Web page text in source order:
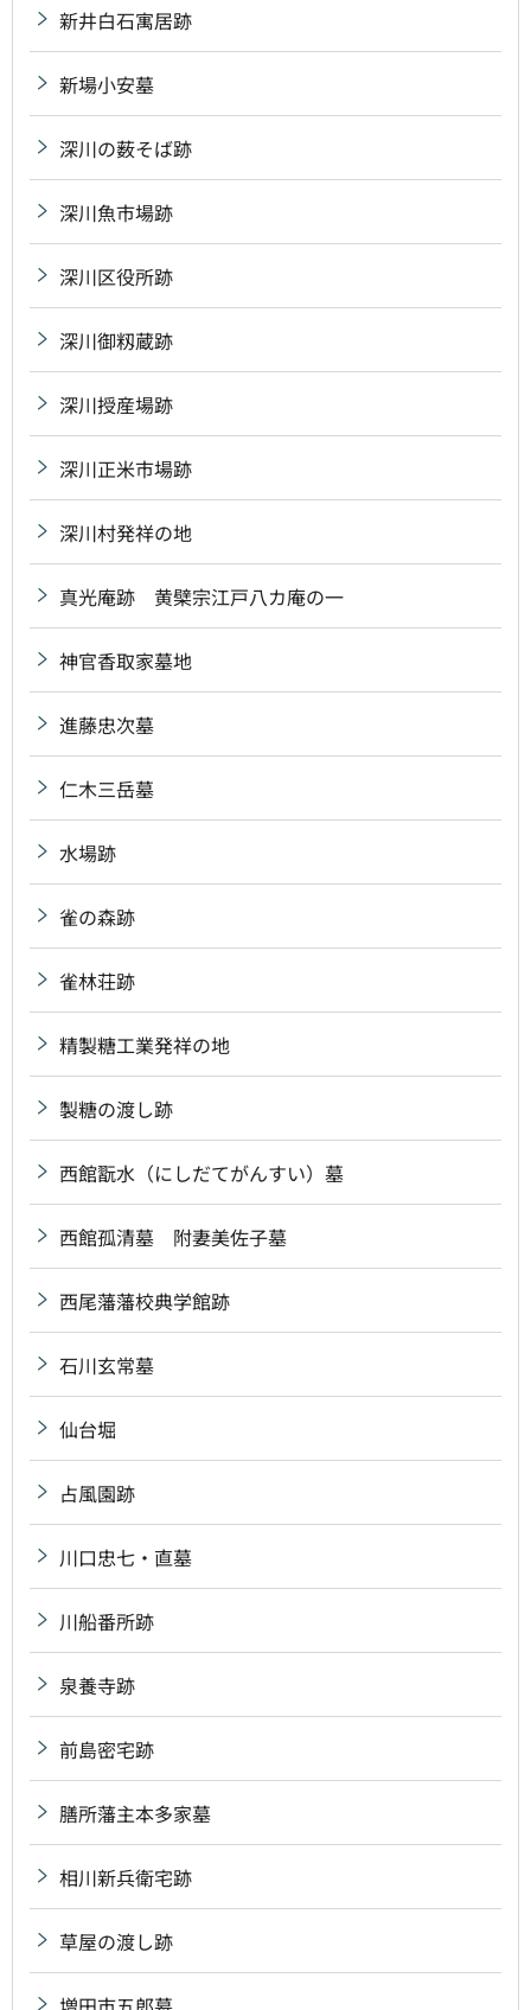
新井白石寓居跡
新場小安墓
深川の薮そば跡
深川魚市場跡
深川区役所跡
深川御籾蔵跡
深川授産場跡
深川正米市場跡
深川村発祥の地
真光庵跡 黄檗宗江戸八カ庵の一
神官香取家墓地
進藤忠次墓
仁木三岳墓
水場跡
雀の森跡
雀林荘跡
精製糖工業発祥の地
製糖の渡し跡
西館翫水（にしだてがんすい）墓
西館孤清墓 附妻美佐子墓
西尾藩藩校典学館跡
石川玄常墓
仙台堀
占風園跡
川口忠七・直墓
川船番所跡
泉養寺跡
前島密宅跡
膳所藩主本多家墓
相川新兵衛宅跡
草屋の渡し跡